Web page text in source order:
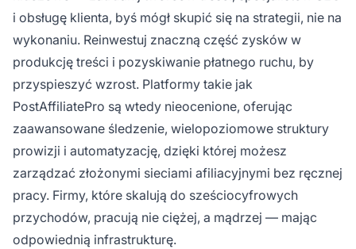
i obsługę klienta, byś mógł skupić się na strategii, nie na
wykonaniu. Reinwestuj znaczną część zysków w
produkcję treści i pozyskiwanie płatnego ruchu, by
przyspieszyć wzrost. Platformy takie jak
PostAffiliatePro są wtedy nieocenione, oferując
zaawansowane śledzenie, wielopoziomowe struktury
prowizji i automatyzację, dzięki której możesz
zarządzać złożonymi sieciami afiliacyjnymi bez ręcznej
pracy. Firmy, które skalują do sześciocyfrowych
przychodów, pracują nie ciężej, a mądrzej — mając
odpowiednią infrastrukturę.